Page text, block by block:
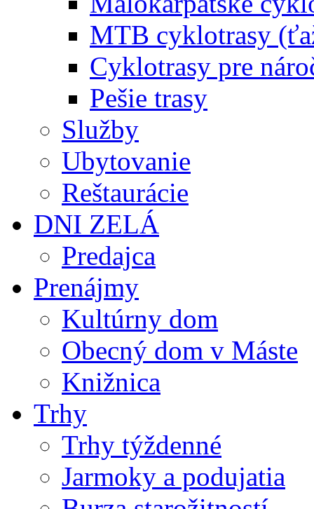
MTB cyklotrasy
Cyklotrasy pre
Pešie trasy
Služby
Ubytovanie
Reštaurácie
DNI ZELÁ
Predajca
Prenájmy
Kultúrny dom
Obecný dom v Máste
Knižnica
Trhy
Trhy týždenné
Jarmoky a podujatia